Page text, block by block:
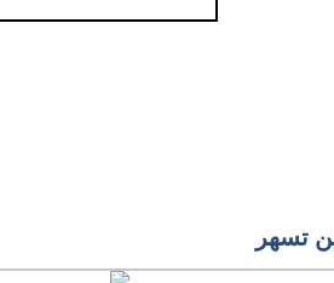
تسهر